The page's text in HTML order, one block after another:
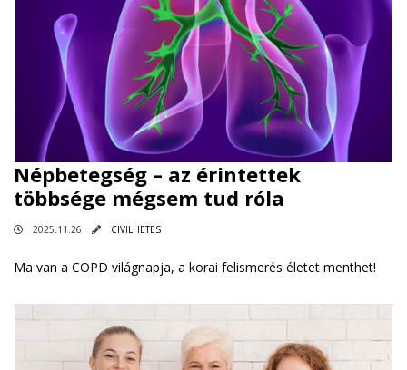
Népbetegség – az érintettek
többsége mégsem tud róla
2025.11.26 CIVILHETES
Ma van a COPD világnapja, a korai felismerés életet menthet!